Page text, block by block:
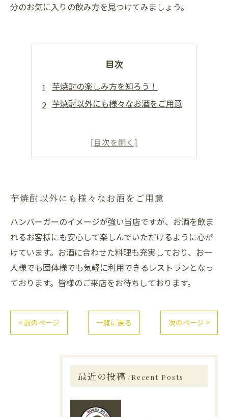
分のお気に入りの飲み方を見つけてみましょう。
目次
芋焼酎の楽しみ方を知ろう！
芋焼酎以外にも様々なお酒をご用意
芋焼酎以外にも様々なお酒をご用意
ハンバーガーのイメージが強い当店ですが、お酒を飲ま
れるお客様にも安心して楽しんでいただけるように心が
けています。お酒に合わせた料理も充実しており、お一
人様でも団体様でも気軽に利用できるレストランとなっ
ております。皆様のご来店をお待ちしております。
< 前のページ 一覧に戻る 次のページ >
最近の投稿 Recent Posts